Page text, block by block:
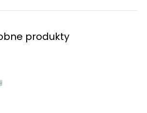
produkty